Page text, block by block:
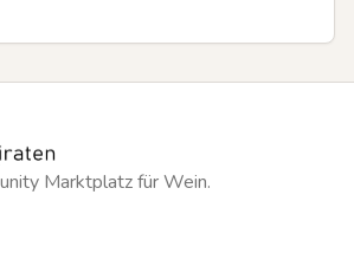
Marktplatz für Wein.